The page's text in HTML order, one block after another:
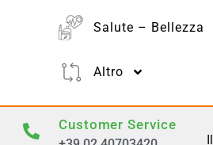
Salute – Bellezza
Altro
Customer Service